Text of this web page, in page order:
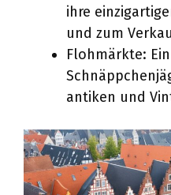
ihre
und zum
Flohmärkte:
antiken und